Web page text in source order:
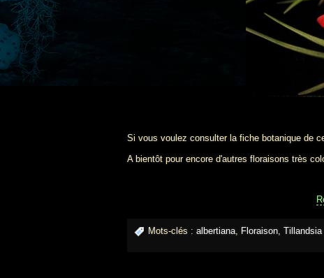
Si vous voulez consulter la fiche botanique de
A bientôt pour encore d'autres floraisons très
Mots-clés : albertiana Floraison Tillandsia